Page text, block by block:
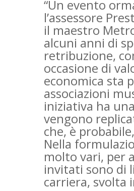
“Un evento
l’assessore
il maestro
alcuni anni di
retribuzione,
occasione di
economica sta
associazioni
iniziativa ha
vengono
che, è
Nella
molto vari, per
invitati sono di
carriera, svolta